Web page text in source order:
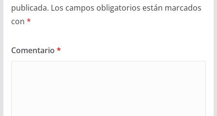
publicada. Los campos obligatorios están marcados
con *
Comentario *